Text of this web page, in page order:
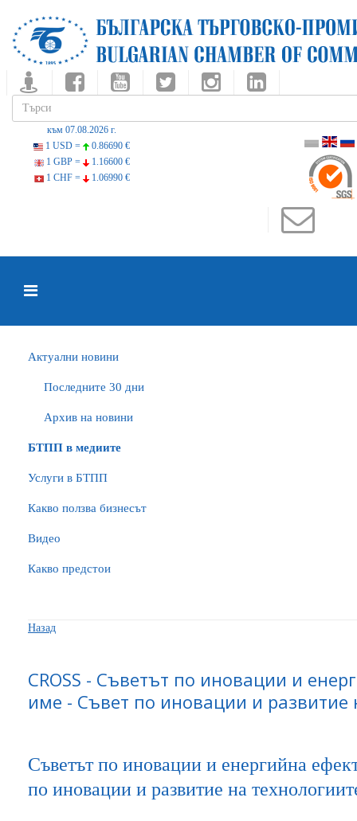
към 07.08.2026 г.
1 USD =
0.86690 €
1 GBP =
1.16600 €
1 CHF =
1.06990 €
Актуални новини
Последните 30 дни
Архив на новини
БTПП в медиите
Услуги в БТПП
Какво ползва бизнесът
Видео
Какво предстои
Назад
CROSS - Съветът по иновации и
име - Съвет по иновации и развитие
Съветът по иновации и енергийна
по иновации и развитие на